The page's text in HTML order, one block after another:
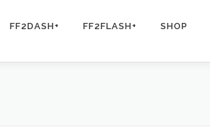
FF2DASH+ FF2FLASH+ SHOP